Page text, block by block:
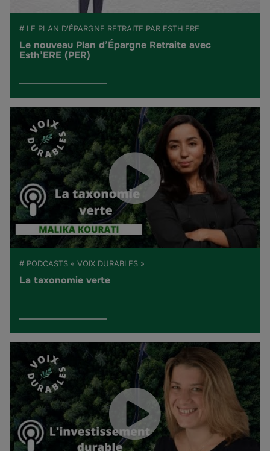
# LE PLAN D'ÉPARGNE RETRAITE PAR ESTH'ERE
Le nouveau Plan d’Épargne Retraite avec
Esth’ERE (PER)
# PODCASTS « VOIX DURABLES »
La taxonomie verte